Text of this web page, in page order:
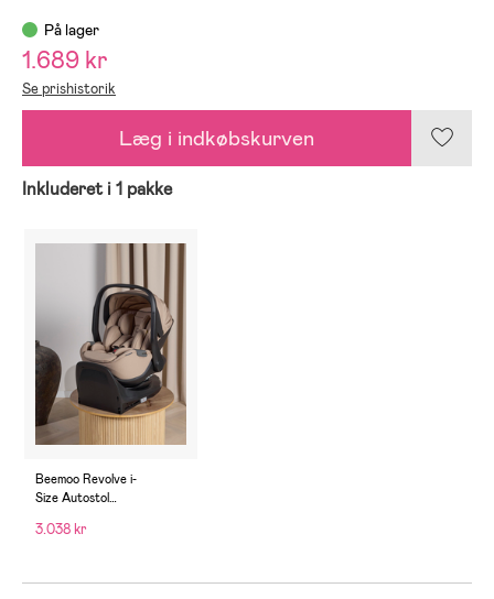
På lager
1.689 kr
Se prishistorik
Læg i indkøbskurven
Inkluderet i 1 pakke
Beemoo Revolve i-
Size Autostol
3.038 kr